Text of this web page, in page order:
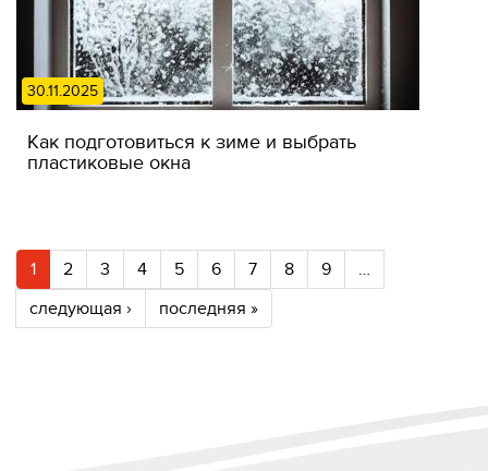
30.11.2025
Как подготовиться к зиме и выбрать
пластиковые окна
1 2 3 4 5 6 7 8 9
…
следующая ›
последняя »